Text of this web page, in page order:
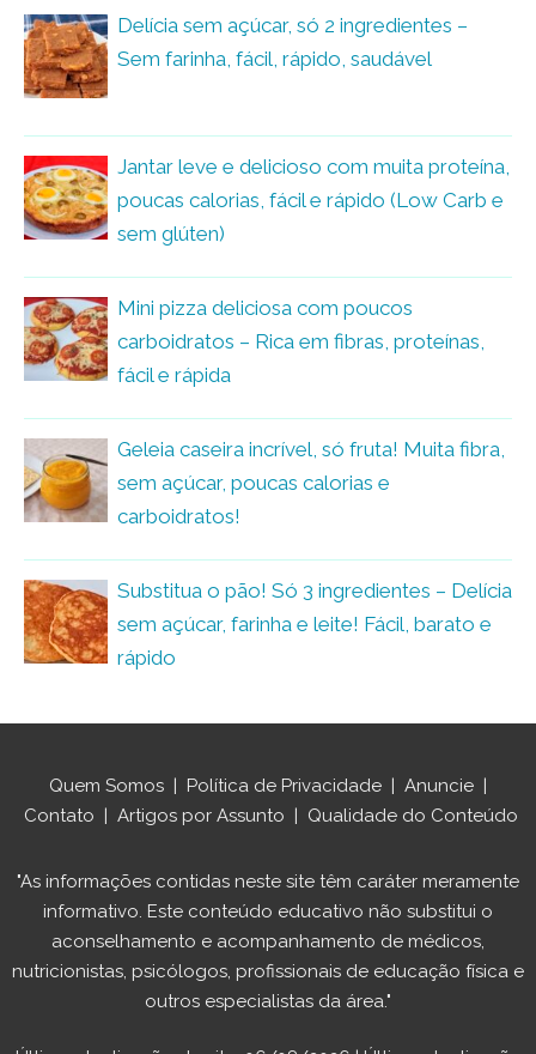
Delícia sem açúcar, só 2 ingredientes –
Sem farinha, fácil, rápido, saudável
Jantar leve e delicioso com muita proteína,
poucas calorias, fácil e rápido (Low Carb e
sem glúten)
Mini pizza deliciosa com poucos
carboidratos – Rica em fibras, proteínas,
fácil e rápida
Geleia caseira incrível, só fruta! Muita fibra,
sem açúcar, poucas calorias e
carboidratos!
Substitua o pão! Só 3 ingredientes – Delícia
sem açúcar, farinha e leite! Fácil, barato e
rápido
Quem Somos | Política de Privacidade | Anuncie |
Contato | Artigos por Assunto | Qualidade do Conteúdo
"As informações contidas neste site têm caráter meramente
informativo. Este conteúdo educativo não substitui o
aconselhamento e acompanhamento de médicos,
nutricionistas, psicólogos, profissionais de educação física e
outros especialistas da área."